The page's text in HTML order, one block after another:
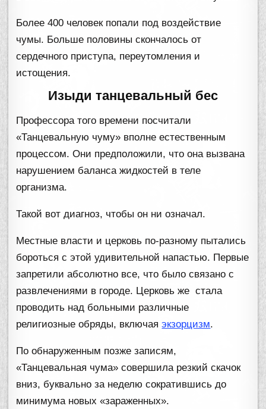
Более 400 человек попали под воздействие
чумы. Больше половины скончалось от
сердечного приступа, переутомления и
истощения.
Изыди танцевальный бес
Профессора того времени посчитали
«Танцевальную чуму» вполне естественным
процессом. Они предположили, что она вызвана
нарушением баланса жидкостей в теле
организма.
Такой вот диагноз, чтобы он ни означал.
Местные власти и церковь по-разному пытались
бороться с этой удивительной напастью. Первые
запретили абсолютно все, что было связано с
развлечениями в городе. Церковь же стала
проводить над больными различные
религиозные обряды, включаяэкзорцизм.
По обнаруженным позже записям,
«Танцевальная чума» совершила резкий скачок
вниз, буквально за неделю сократившись до
минимума новых «зараженных».